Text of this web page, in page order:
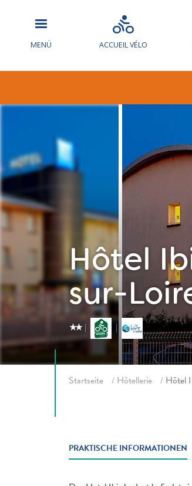
MENÜ ACCUEIL VÉLO
Hôtel
sur-
star_ratestar_rate
Startseite Hôtellerie Hôtel
PRAKTISCHE INFORMATIONEN